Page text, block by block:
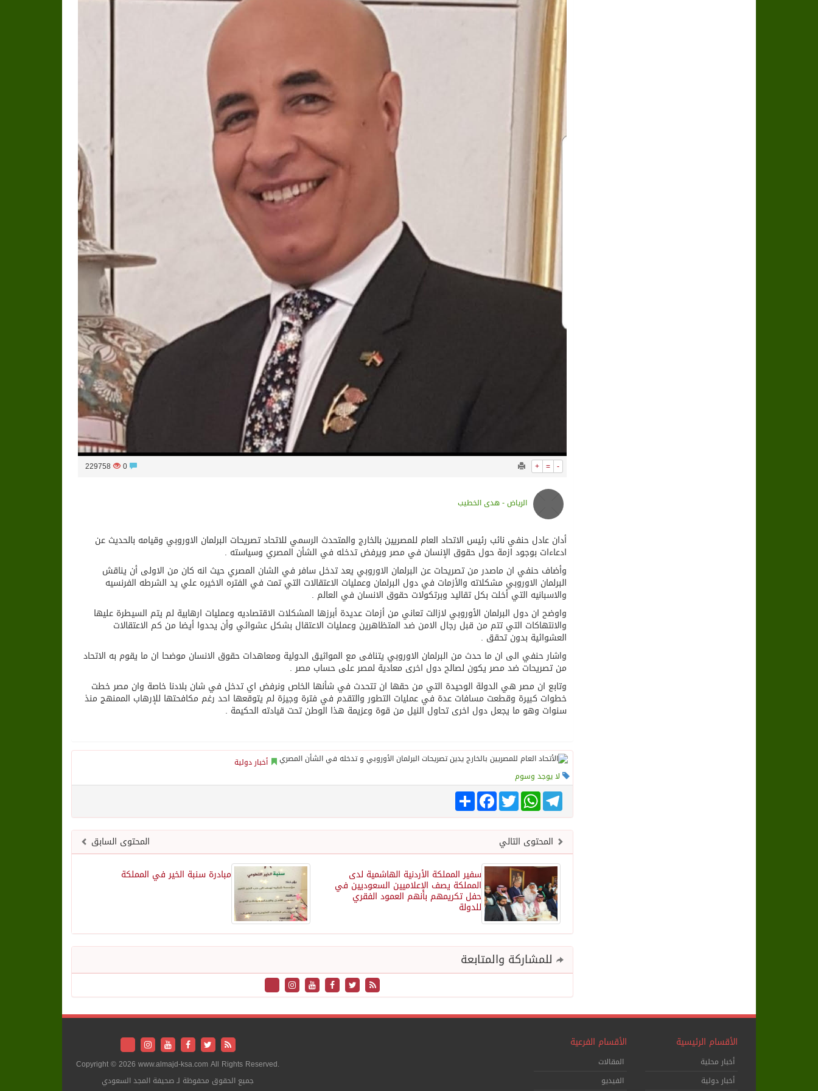
سراة عبيدة ضمن المراكز الأفضل إعلاميا في أجاويد عسير والثاني في مسار الثقافة والتراث
وزارة الحج والعمرة تعلن بدء وصول ضيوف الرحمن إلى المملكة لأداء فريضة الحج
المملكة تؤكد أهمية استمرارية العمليات التشغيلية البحرية وضمان حماية إمدادات الطاقة وسلاسل الإمداد
المحكمة العليا غدٍ الخميس هو المكمل لشهر رمضان
+ = -
229758
الرياض - هدى الخطيب
أدان عادل حنفي نائب رئيس الاتحاد العام للمصريين بالخارج والمتحدث الرسمي للاتحاد تصريحات البرلمان الاوروبي وقيامه بالحديث عن
ادعاءات بوجود ازمة حول حقوق الإنسان في مصر ويرفض تدخله في الشأن المصري وسياسته .
وأضاف حنفي ان ماصدر من تصريحات عن البرلمان الاوروبي يعد تدخل سافر في الشان المصري حيث انه كان من الاولى أن يناقش
البرلمان الاوروبي مشكلاته والأزمات في دول البرلمان وعمليات الاعتقالات التي تمت في الفتره الاخيره علي يد الشرطه الفرنسيه
والاسبانيه التي أخلت بكل تقاليد وبرتكولات حقوق الانسان في العالم .
واوضح ان دول البرلمان الأوروبي لازالت تعاني من أزمات عديدة أبرزها المشكلات الاقتصاديه وعمليات ارهابية لم يتم السيطرة عليها
والانتهاكات التي تتم من قبل رجال الامن ضد المتظاهرين وعمليات الاعتقال بشكل عشوائي وأن يحدوا أيضا من كم الاعتقالات
العشوائية بدون تحقق .
واشار حنفي الى ان ما حدث من البرلمان الاوروبي يتنافى مع المواثيق الدولية ومعاهدات حقوق الانسان موضحا ان ما يقوم به الاتحاد
من تصريحات ضد مصر يكون لصالح دول اخرى معادية لمصر على حساب مصر .
وتابع ان مصر هي الدولة الوحيدة التي من حقها ان تتحدث في شأنها الخاص ونرفض اي تدخل في شان بلادنا خاصة وان مصر خطت
خطوات كبيرة وقطعت مسافات عدة في عمليات التطور والتقدم في فترة وجيزة لم يتوقعها احد رغم مكافحتها للإرهاب الممنهج منذ
سنوات وهو ما يجعل دول اخرى تحاول النيل من قوة وعزيمة هذا الوطن تحت قيادته الحكيمة .
أخبار دولية
لا يوجد وسوم
انشر
FacebookTwitter
WhatsAppTelegram
المحتوى السابق
المحتوى التالي
مبادرة سنبة الخير في المملكة
سفير المملكة الأردنية الهاشمية لدى
المملكة يصف الإعلاميين السعوديين في
حفل تكريمهم بأنهم العمود الفقري
للدولة
للمشاركة والمتابعة
الأقسام الرئيسية
أخبار محلية
أخبار دولية
الأقسام الفرعية
المقالات
الفيديو
Copyright © 2026 www.almajd-ksa.com All Rights Reserved.
جميع الحقوق محفوظة لـ صحيفة المجد السعودي